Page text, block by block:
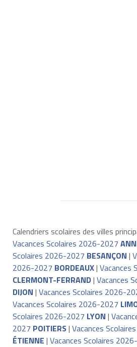
Calendriers scolaires des villes
Vacances Scolaires 2026-2027
Scolaires 2026-2027 BESANÇON |
2026-2027 BORDEAUX| Vacances
CLERMONT-FERRAND| Vacances
DIJON | Vacances Scolaires 2026-
Vacances Scolaires 2026-2027
Scolaires 2026-2027 LYON |
2027 POITIERS| Vacances
ÉTIENNE | Vacances Scolaires